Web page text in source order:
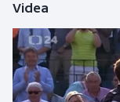
Olympijské hry
Parasport
Videa